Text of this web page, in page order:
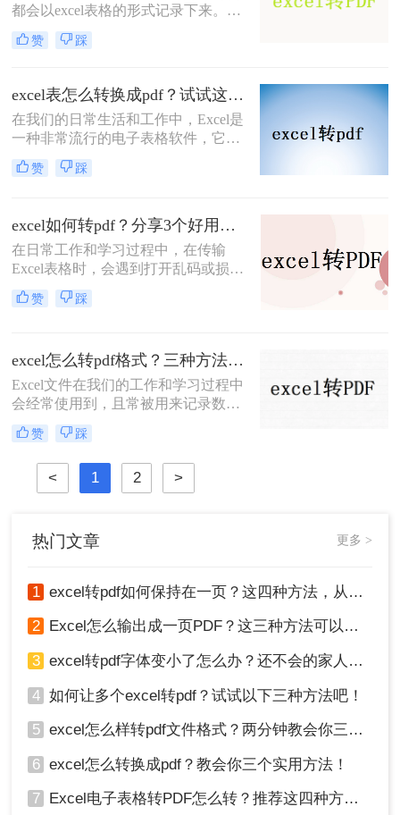
都会以excel表格的形式记录下来。一
些企业由于人数众多，他们的薪水水
平大部分是不同的。为避免工资表被
会把Excel怎么输出成一页PDF保存。
那么要怎么将Excel转PDF呢？小编就
把excel转换pdf的操作方法告诉大家。
赞 踩
excel表怎么转换成pdf？试试这三个办法！
​在我们的日常生活和工作中，Excel是
一种非常流行的电子表格软件，它为
我们提供了广泛的表格处理和数据分
析功能。然而，有时候我们需要将
将向您介绍excel表怎么转换成pdf方
法，帮助您将Excel表格转换为PDF格
式。
赞 踩
excel如何转pdf？分享3个好用的方法！
在日常工作和学习过程中，在传输
Excel表格时，会遇到打开乱码或损坏
的问题。这会浪费时间，给别人留下
不好的印象。如果想解决类似的问
选项中，更多的用户会选择后者。那
么，excel如何转pdf呢？接下来分享三
种简单易学的方法，有兴趣的可以看
赞 踩
excel怎么转pdf格式？三种方法可以解决！
Excel文件在我们的工作和学习过程中
会经常使用到，且常被用来记录数据
和计算数值。但Excel文件也存在一些
缺点，如：不便于传输和观看，以及
不小心修改数据会造成重大损失。为
避免这些问题，需要将其转换为PDF
格式。那么excel怎么转pdf格式呢？接
起来看看吧。
赞 踩
< 1 2 >
热门文章 更多 >
1 excel转pdf如何保持在一页？这四种方法，从此再也不用分页困扰你！
2 Excel怎么输出成一页PDF？这三种方法可以解决！
3 excel转pdf字体变小了怎么办？还不会的家人们快进来看
4 如何让多个excel转pdf？试试以下三种方法吧！
5 excel怎么样转pdf文件格式？两分钟教会你三种方法
6 excel怎么转换成pdf？教会你三个实用方法！
7 Excel电子表格转PDF怎么转？推荐这四种方法给大家！